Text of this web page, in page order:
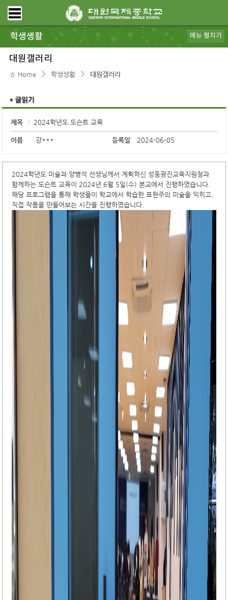
학생생활
가정통신
규정ㆍ리로스쿨
급식안내
보건ㆍ상담
대원갤러리
동아리
스포츠클럽
학생회
DWIMS 복지
전자도서관
학교도서관
모아진
DB pia
메뉴 펼치기
대원갤러리
Home > 학생생활 > 대원갤러리
제목 2024학년도 도슨트 교육
이름 강*** 등록일 2024-06-05
2024학년도 미술과 양병석 선생님께서 계획하신 성동광진교육지원청과
함께하는 도슨트 교육이 2024년 6월 5일(수) 본교에서 진행하였습니다.
해당 프로그램을 통해 학생들이 학교에서 학습한 표현주의 미술을 익히고,
직접 작품을 만들어보는 시간을 진행하였습니다.